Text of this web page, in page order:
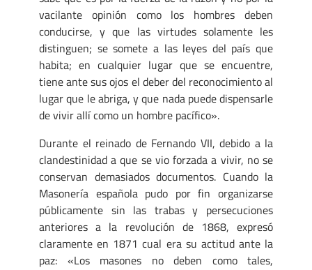
vacilante opinión como los hombres deben
conducirse, y que las virtudes solamente les
distinguen; se somete a las leyes del país que
habita; en cualquier lugar que se encuentre,
tiene ante sus ojos el deber del reconocimiento al
lugar que le abriga, y que nada puede dispensarle
de vivir allí como un hombre pacífico».
Durante el reinado de Fernando VII, debido a la
clandestinidad a que se vio forzada a vivir, no se
conservan demasiados documentos. Cuando la
Masonería española pudo por fin organizarse
públicamente sin las trabas y persecuciones
anteriores a la revolución de 1868, expresó
claramente en 1871 cual era su actitud ante la
paz: «Los masones no deben como tales,